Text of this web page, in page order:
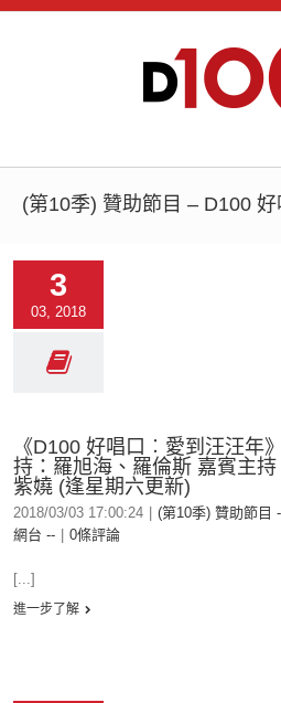
(第10季) 贊助節目 – D100 好
3
03, 2018
《D100 好唱口︰愛到汪汪年
持：羅旭海、羅倫斯 嘉賓主
紫嬈 (逢星期六更新)
2018/03/03 17:00:24 (第10季) 贊助節目
網台 --
0條評論
[...]
進一步了解